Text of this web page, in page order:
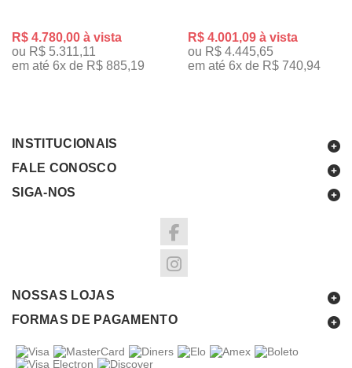
R$ 4.780,00 à vista
ou R$ 5.311,11
em até 6x de R$ 885,19
R$ 4.001,09 à vista
ou R$ 4.445,65
em até 6x de R$ 740,94
INSTITUCIONAIS
FALE CONOSCO
SIGA-NOS
NOSSAS LOJAS
FORMAS DE PAGAMENTO